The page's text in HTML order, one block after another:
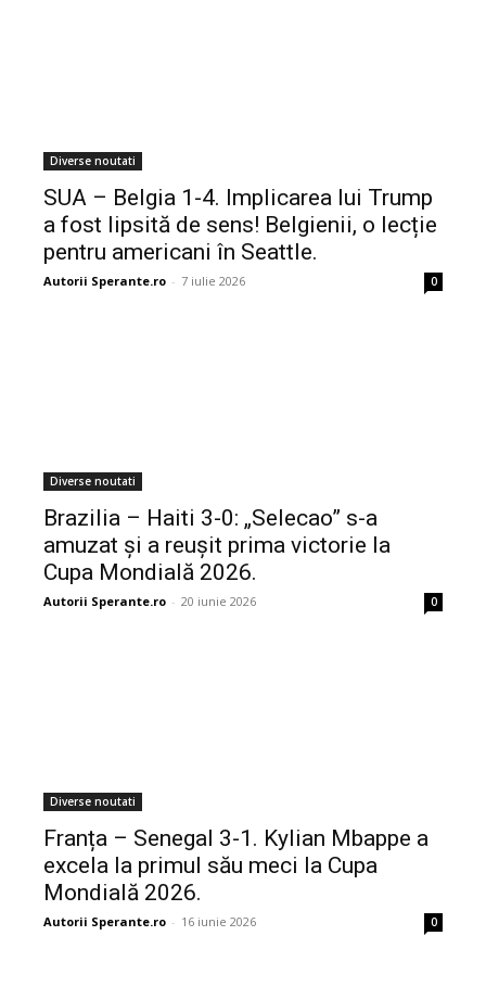
Diverse noutati
SUA – Belgia 1-4. Implicarea lui Trump
a fost lipsită de sens! Belgienii, o lecție
pentru americani în Seattle.
Autorii Sperante.ro - 7 iulie 2026 0
Diverse noutati
Brazilia – Haiti 3-0: „Selecao” s-a
amuzat și a reușit prima victorie la
Cupa Mondială 2026.
Autorii Sperante.ro - 20 iunie 2026 0
Diverse noutati
Franța – Senegal 3-1. Kylian Mbappe a
excela la primul său meci la Cupa
Mondială 2026.
Autorii Sperante.ro - 16 iunie 2026 0